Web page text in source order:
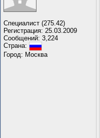
Специалист (275.42)
Регистрация: 25.03.2009
Сообщений: 3,224
Страна:
Город: Москва